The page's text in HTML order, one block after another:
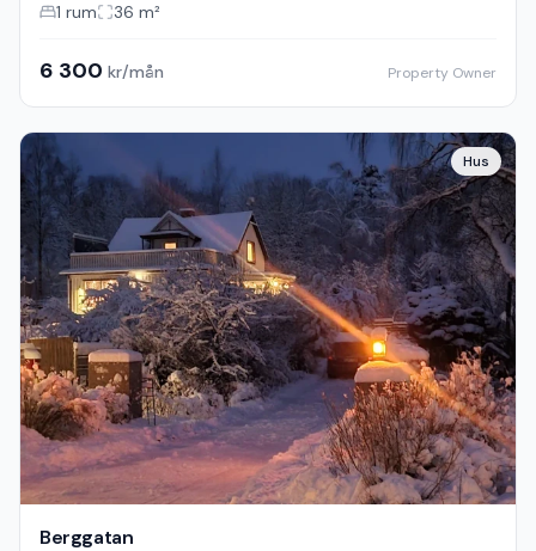
1 rum 36 m²
6 300 kr/mån Property Owner
Hus
Berggatan